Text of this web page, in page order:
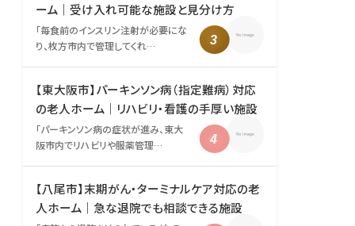
ーム｜受け入れ可能な施設と見分け方
「毎食前のインスリン注射が必要にな
り、枚方市内で管理してくれ…
【東大阪市】パーキンソン病（指定難病）対応
の老人ホーム｜リハビリ・看護の手厚い施設
「パーキンソン病の症状が進み、東大
阪市内でリハビリや服薬管理…
【八尾市】末期がん・ターミナルケア対応の老
人ホーム｜急な退院でも相談できる施設